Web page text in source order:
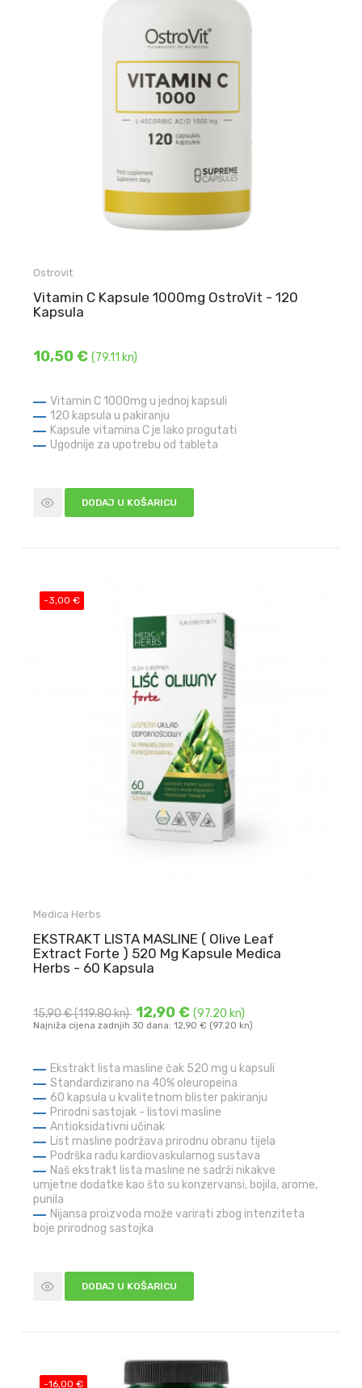
Ostrovit
Vitamin C Kapsule 1000mg OstroVit - 120
Kapsula
10,50 €(79.11 kn)
Vitamin C 1000mg u jednoj kapsuli
120 kapsula u pakiranju
Kapsule vitamina C je lako progutati
Ugodnije za upotrebu od tableta
DODAJ U KOŠARICU
-3,00 €
Medica Herbs
EKSTRAKT LISTA MASLINE ( Olive Leaf
Extract Forte ) 520 Mg Kapsule Medica
Herbs - 60 Kapsula
15,90 €(119.80 kn) 12,90 €(97.20 kn)
Najniža cijena zadnjih 30 dana: 12,90 € (97.20 kn)
Ekstrakt lista masline čak 520 mg u kapsuli
Standardizirano na 40% oleuropeina
60 kapsula u kvalitetnom blister pakiranju
Prirodni sastojak - listovi masline
Antioksidativni učinak
List masline podržava prirodnu obranu tijela
Podrška radu kardiovaskularnog sustava
Naš ekstrakt lista masline ne sadrži nikakve
umjetne dodatke kao što su konzervansi, bojila, arome,
punila
Nijansa proizvoda može varirati zbog intenziteta
boje prirodnog sastojka
DODAJ U KOŠARICU
-16,00 €